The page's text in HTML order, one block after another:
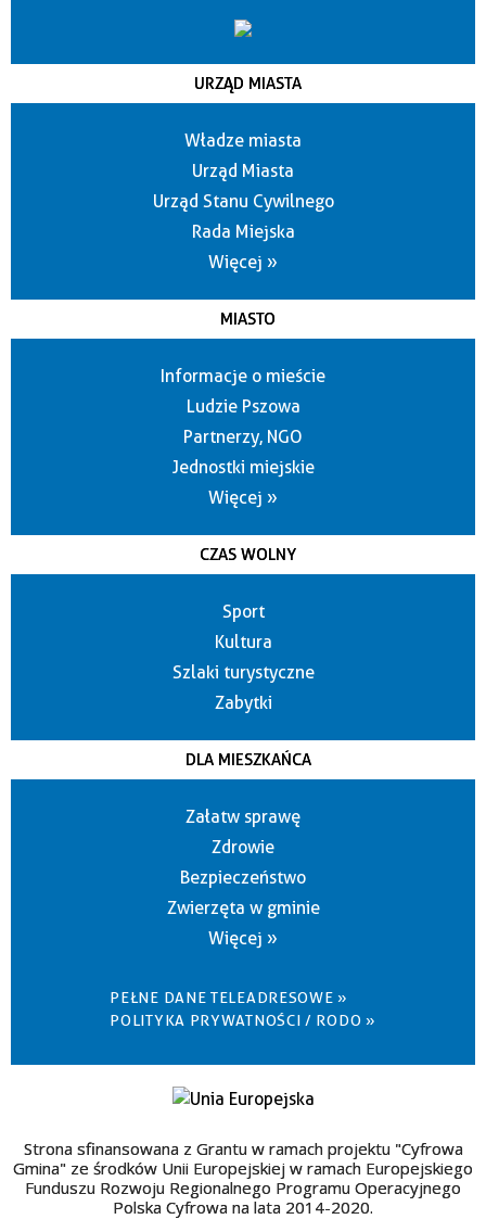
URZĄD MIASTA
Władze miasta
Urząd Miasta
Urząd Stanu Cywilnego
Rada Miejska
Więcej »
MIASTO
Informacje o mieście
Ludzie Pszowa
Partnerzy, NGO
Jednostki miejskie
Więcej »
CZAS WOLNY
Sport
Kultura
Szlaki turystyczne
Zabytki
DLA MIESZKAŃCA
Załatw sprawę
Zdrowie
Bezpieczeństwo
Zwierzęta w gminie
Więcej »
PEŁNE DANE TELEADRESOWE »
POLITYKA PRYWATNOŚCI / RODO »
Strona sfinansowana z Grantu w ramach projektu "Cyfrowa
Gmina" ze środków Unii Europejskiej w ramach Europejskiego
Funduszu Rozwoju Regionalnego Programu Operacyjnego
Polska Cyfrowa na lata 2014-2020.